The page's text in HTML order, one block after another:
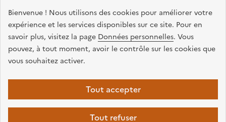
Bienvenue ! Nous utilisons des cookies pour améliorer votre
expérience et les services disponibles sur ce site. Pour en
savoir plus, visitez la page Données personnelles. Vous
pouvez, à tout moment, avoir le contrôle sur les cookies que
vous souhaitez activer.
Tout accepter
Tout refuser
SIEC - Maison des examens
Académies de Créteil, Paris et Versailles
7, rue Ernest Renan
94749 ARCUEIL CEDEX
Nous contacter
facebook
x instagramlinkedin
Gestion des cookies